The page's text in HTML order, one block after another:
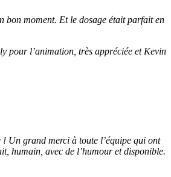
bon moment. Et le dosage était parfait en
pour l’animation, très appréciée et Kevin
! Un grand merci à toute l’équipe qui ont
humain, avec de l’humour et disponible.